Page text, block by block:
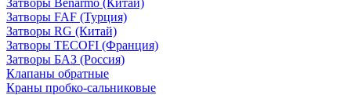
Затворы FAF (Турция)
Затворы RG (Китай)
Затворы TECOFI (Франция)
Затворы БАЗ (Россия)
Клапаны обратные
Краны пробко-сальниковые